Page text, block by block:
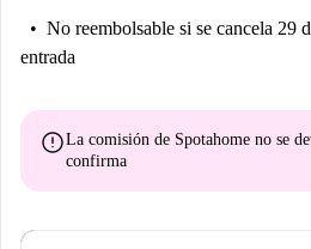
No reembolsable si se cancela 29
entrada
errorLa comisión de Spotahome no se
confirma